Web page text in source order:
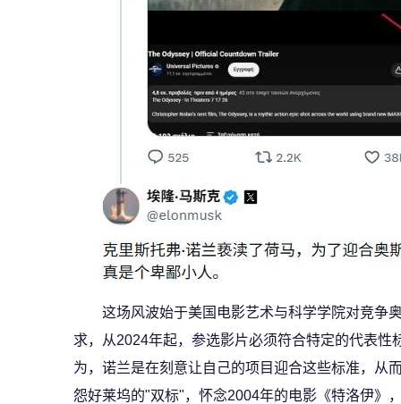
这场风波始于美国电影艺术与科学学院对竞争
求，从2024年起，参选影片必须符合特定的代表性
为，诺兰是在刻意让自己的项目迎合这些标准，从
怨好莱坞的"双标"，怀念2004年的电影《特洛伊》